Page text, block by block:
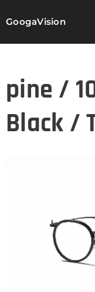
GoogaVision
pine /
Black /